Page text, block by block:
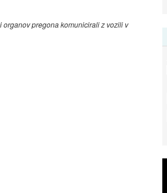
pregona komunicirali z vozili v